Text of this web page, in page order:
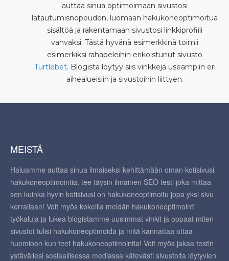
auttaa sinua optimoimaan sivustosi
latautumisnopeuden, luomaan hakukoneoptimoitua
sisältöä ja rakentamaan sivustosi linkkiprofiili
vahvaksi. Tästä hyvänä esimerkkinä toimii
esimerkiksi rahapeleihin erikoistunut sivusto
Turtlebet. Blogista löytyy siis vinkkejä useampiin eri
aihealueisiin ja sivustoihin liittyen.
MEISTÄ
Haluamme auttaa sinua ilmaiseksi kehittämään oman kotisivusi
hakukoneoptimointia, tee täysin ilmainen SEO testi joka mittaa
sen kuinka hyvin kotisivusi on hakukoneoptimoitu jopa yksi sivu
kerrallaan! Voit myös kokeilla meidän hakukoneoptimointi
työkaluja ja lukea blogistamme uusimmat vinkit ja oppaat miten
sivustot tulisi hakukoneoptimoida ja mitä kannattaa ottaa
huomioon kun teet hakukoneoptimointia! Voit myös jakaa testin
ystävällesi sosiaallisessa mediassa kätevästi sivustolta löytyvien